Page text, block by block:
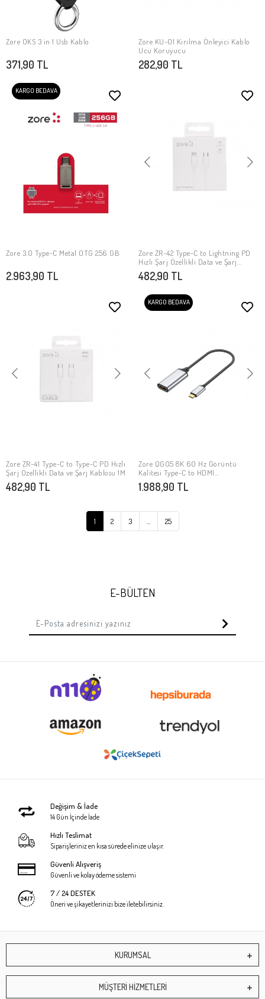
SEPETE EKLE
Zore OKS 3 in 1 Usb Kablo
371,90 TL
SEPETE EKLE
Zore KU-01 Kırılma Önleyici Kablo
Ucu Koruyucu
282,90 TL
KARGO BEDAVA
SEPETE EKLE
Zore 3.0 Type-C Metal OTG 256 GB
2.963,90 TL
SEPETE EKLE
Zore ZR-42 Type-C to Lightning PD
Hızlı Şarj Özellikli Data ve Şarj
Kablosu 1M
482,90 TL
SEPETE EKLE
Zore ZR-41 Type-C to Type-C PD Hızlı
Şarj Özellikli Data ve Şarj Kablosu 1M
482,90 TL
KARGO BEDAVA
SEPETE EKLE
Zore QG05 8K 60 Hz Görüntü
Kalitesi Type-C to HDMI
Dönüştürücü 15cm
1.988,90 TL
1 2 3 ... 25
E-BÜLTEN
Değişim & İade
14 Gün İçinde İade
Hızlı Teslimat
Siparişleriniz en kısa sürede elinize ulaşır.
Güvenli Alışveriş
Güvenli ve kolay ödeme sistemi
7 / 24 DESTEK
Öneri ve şikayetlerinizi bize iletebilirsiniz.
KURUMSAL
MÜŞTERİ HİZMETLERİ